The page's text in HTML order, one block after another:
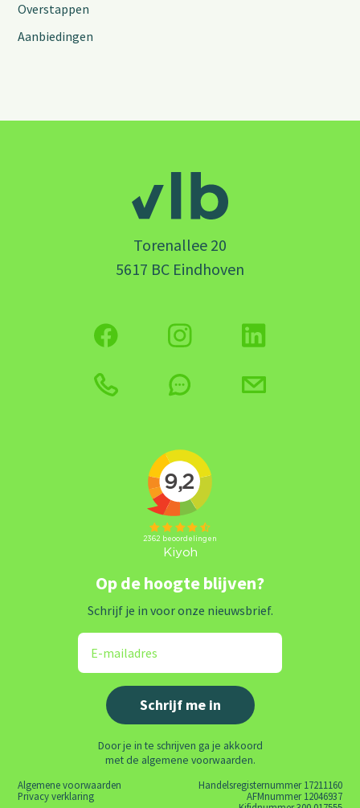
Overstappen
Aanbiedingen
Torenallee 20
5617 BC Eindhoven
Op de hoogte blijven?
Schrijf je in voor onze nieuwsbrief.
Door je in te schrijven ga je akkoord
met de algemene voorwaarden.
Algemene voorwaarden
Privacy verklaring
Handelsregisternummer 17211160
AFMnummer 12046937